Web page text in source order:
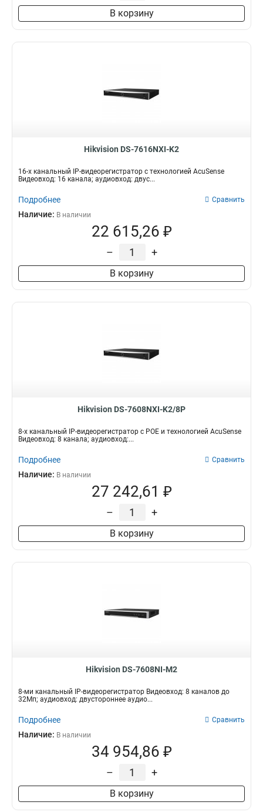
В корзину
Hikvision DS-7616NXI-K2
16-х канальный IP-видеорегистратор с технологией AcuSense
Видеовход: 16 канала; аудиовход: двус...
Подробнее Сравнить
Наличие: В наличии
22 615,26 ₽
– +
В корзину
Hikvision DS-7608NXI-K2/8P
8-х канальный IP-видеорегистратор с POE и технологией AcuSense
Видеовход: 8 канала; аудиовход:...
Подробнее Сравнить
Наличие: В наличии
27 242,61 ₽
– +
В корзину
Hikvision DS-7608NI-M2
8-ми канальный IP-видеорегистратор Видеовход: 8 каналов до
32Мп; аудиовход: двустороннее аудио...
Подробнее Сравнить
Наличие: В наличии
34 954,86 ₽
– +
В корзину